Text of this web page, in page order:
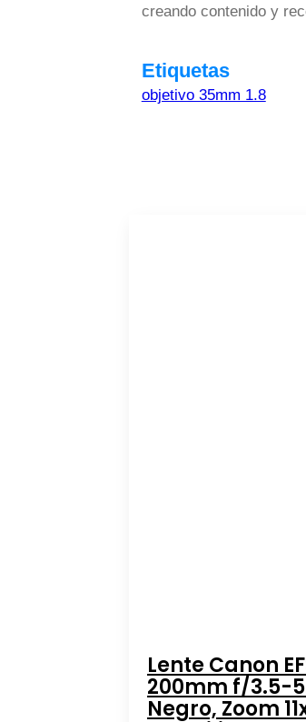
creando contenido y
Etiquetas
objetivo 35mm 1.8
Lente Canon
200mm f/3.5-
Negro, Zoom